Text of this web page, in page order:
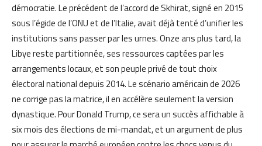
démocratie. Le précédent de l’accord de Skhirat, signé en 2015
sous l’égide de l’ONU et de l’Italie, avait déjà tenté d’unifier les
institutions sans passer par les urnes. Onze ans plus tard, la
Libye reste partitionnée, ses ressources captées par les
arrangements locaux, et son peuple privé de tout choix
électoral national depuis 2014. Le scénario américain de 2026
ne corrige pas la matrice, il en accélère seulement la version
dynastique. Pour Donald Trump, ce sera un succès affichable à
six mois des élections de mi-mandat, et un argument de plus